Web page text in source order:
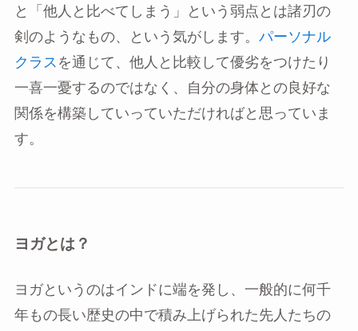
と「他人と比べてしまう」という弱点とは諸刃の
剣のようなもの、という気がします。 パーソナル
クラス を通じて、他人と比較して優劣をつけたり
一喜一憂するのではなく、自分の身体との良好な
関係を構築していっていただければと思っていま
す。
ヨガとは？
ヨガというのはインドに端を発し、一般的に何千
年もの長い歴史の中で積み上げられた先人たちの